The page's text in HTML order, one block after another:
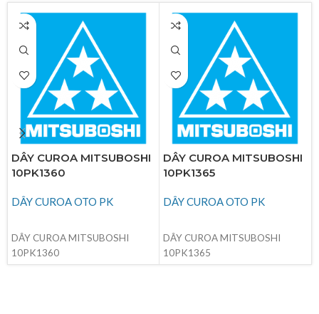
DÂY CUROA MITSUBOSHI
10PK1360
DÂY CUROA OTO PK
DÂY CUROA MITSUBOSHI
10PK1360
DÂY CUROA MITSUBOSHI
10PK1365
DÂY CUROA OTO PK
DÂY CUROA MITSUBOSHI
10PK1365